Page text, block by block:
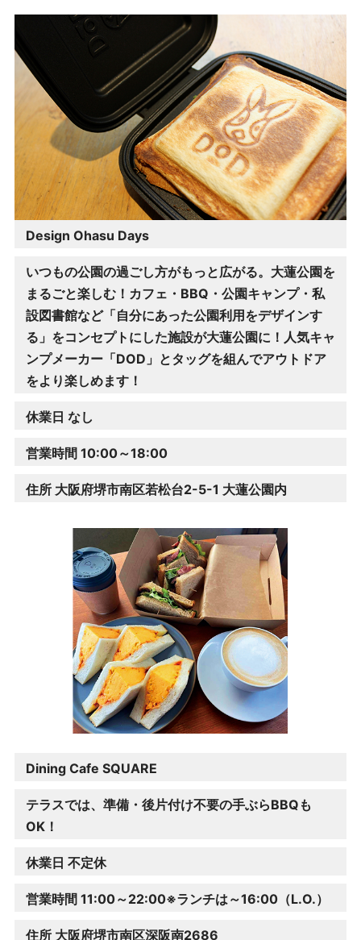
Design Ohasu Days
いつもの公園の過ごし方がもっと広がる。大蓮公園を
まるごと楽しむ！カフェ・BBQ・公園キャンプ・私
設図書館など「自分にあった公園利用をデザインす
る」をコンセプトにした施設が大蓮公園に！人気キャ
ンプメーカー「DOD」とタッグを組んでアウトドア
をより楽しめます！
休業日 なし
営業時間 10:00～18:00
住所 大阪府堺市南区若松台2-5-1 大蓮公園内
Dining Cafe SQUARE
テラスでは、準備・後片付け不要の手ぶらBBQも
OK！
休業日 不定休
営業時間 11:00～22:00※ランチは～16:00（L.O.）
住所 大阪府堺市南区深阪南2686